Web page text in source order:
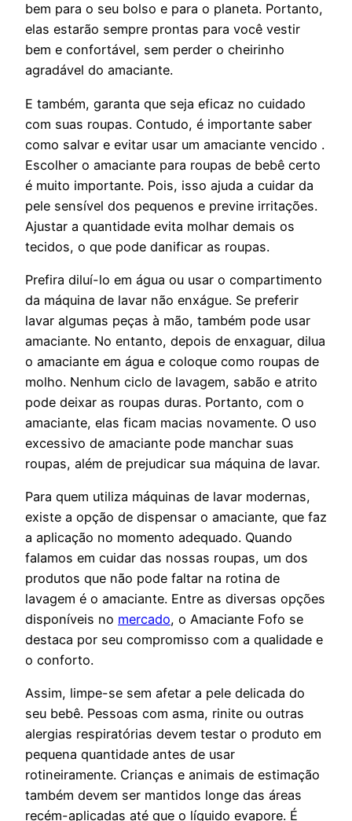
bem para o seu bolso e para o planeta. Portanto,
elas estarão sempre prontas para você vestir
bem e confortável, sem perder o cheirinho
agradável do amaciante.
E também, garanta que seja eficaz no cuidado
com suas roupas. Contudo, é importante saber
como salvar e evitar usar um amaciante vencido .
Escolher o amaciante para roupas de bebê certo
é muito importante. Pois, isso ajuda a cuidar da
pele sensível dos pequenos e previne irritações.
Ajustar a quantidade evita molhar demais os
tecidos, o que pode danificar as roupas.
Prefira diluí-lo em água ou usar o compartimento
da máquina de lavar não enxágue. Se preferir
lavar algumas peças à mão, também pode usar
amaciante. No entanto, depois de enxaguar, dilua
o amaciante em água e coloque como roupas de
molho. Nenhum ciclo de lavagem, sabão e atrito
pode deixar as roupas duras. Portanto, com o
amaciante, elas ficam macias novamente. O uso
excessivo de amaciante pode manchar suas
roupas, além de prejudicar sua máquina de lavar.
Para quem utiliza máquinas de lavar modernas,
existe a opção de dispensar o amaciante, que faz
a aplicação no momento adequado. Quando
falamos em cuidar das nossas roupas, um dos
produtos que não pode faltar na rotina de
lavagem é o amaciante. Entre as diversas opções
disponíveis no mercado, o Amaciante Fofo se
destaca por seu compromisso com a qualidade e
o conforto.
Assim, limpe-se sem afetar a pele delicada do
seu bebê. Pessoas com asma, rinite ou outras
alergias respiratórias devem testar o produto em
pequena quantidade antes de usar
rotineiramente. Crianças e animais de estimação
também devem ser mantidos longe das áreas
recém-aplicadas até que o líquido evapore. É